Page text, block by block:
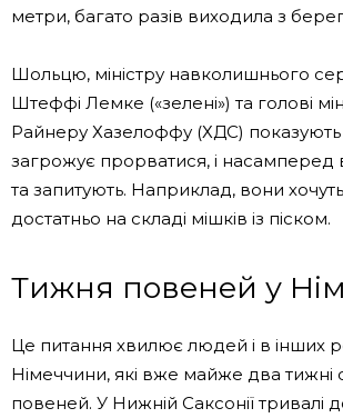
метри, багато разів виходила з
Шольцю, міністру навколишнього
Штеффі Лемке («зелені») та голові
Райнеру Хазелоффу (ХДС) показують
загрожує прорватися, і насамперед
та запитують. Наприклад, вони
достатньо на складі мішків із піском.
Тижня повеней у
Це питання хвилює людей і в інших
Німеччини, які вже майже два тижні
повеней. У Нижній Саксонії тривалі